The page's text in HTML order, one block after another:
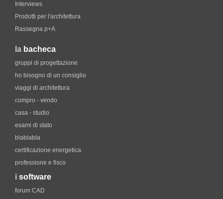
Interviews
Prodotti per l'architettura
Rassegna p+A
la bacheca
gruppi di progettazione
ho bisogno di un consiglio
viaggi di architettura
compro - vendo
casa - studio
esami di stato
blablabla
certificazione energetica
professione e fisco
i software
forum CAD